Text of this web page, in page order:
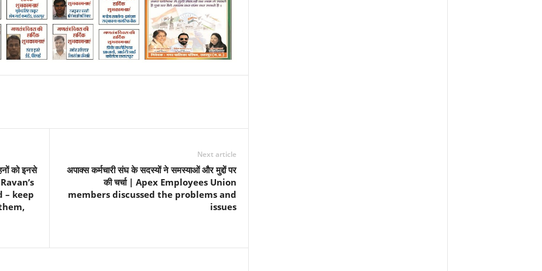
को इनसे
– keep
Next article
अपाक्स कर्मचारी संघ के सदस्यों ने समस्याओं और मुद्दों पर
की चर्चा | Apex Employees Union
members discussed the problems and
issues